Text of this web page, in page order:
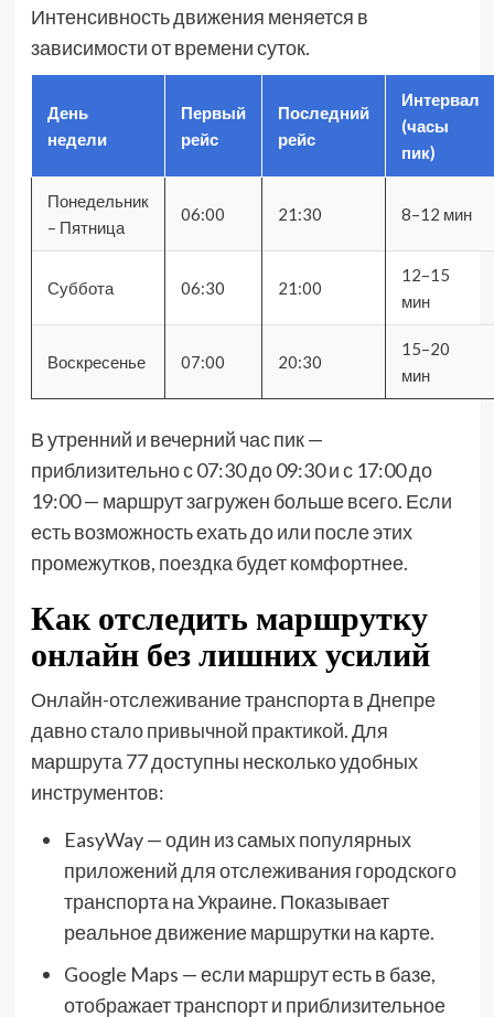
Интенсивность движения меняется в
зависимости от времени суток.
День
недели
Первый
рейс
Последний
рейс
Интервал
(часы
пик)
Понедельник
– Пятница
06:00 21:30 8–12 мин
Суббота 06:30 21:00
12–15
мин
Воскресенье 07:00 20:30
15–20
мин
В утренний и вечерний час пик —
приблизительно с 07:30 до 09:30 и с 17:00 до
19:00 — маршрут загружен больше всего. Если
есть возможность ехать до или после этих
промежутков, поездка будет комфортнее.
Как отследить маршрутку
онлайн без лишних усилий
Онлайн-отслеживание транспорта в Днепре
давно стало привычной практикой. Для
маршрута 77 доступны несколько удобных
инструментов:
EasyWay — один из самых популярных
приложений для отслеживания городского
транспорта на Украине. Показывает
реальное движение маршрутки на карте.
Google Maps — если маршрут есть в базе,
отображает транспорт и приблизительное